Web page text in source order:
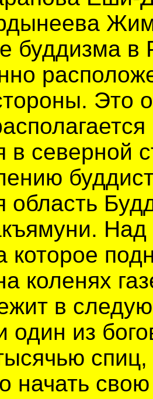
буддизма в
Это
в северной
область
Над
которое
коленях
в
один из
начать